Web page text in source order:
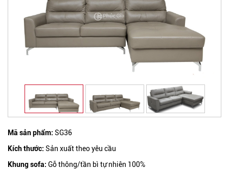
Mã sản phẩm: SG36
Kích thước: Sản xuất theo yêu cầu
Khung sofa: Gỗ thông/tần bì tự nhiên 100%